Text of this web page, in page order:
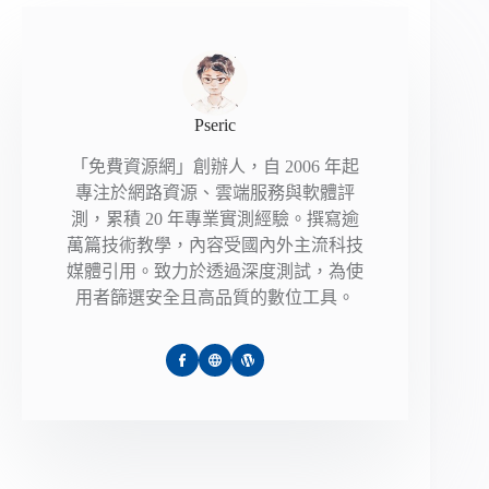
Pseric
「免費資源網」創辦人，自 2006 年起
專注於網路資源、雲端服務與軟體評
測，累積 20 年專業實測經驗。撰寫逾
萬篇技術教學，內容受國內外主流科技
媒體引用。致力於透過深度測試，為使
用者篩選安全且高品質的數位工具。